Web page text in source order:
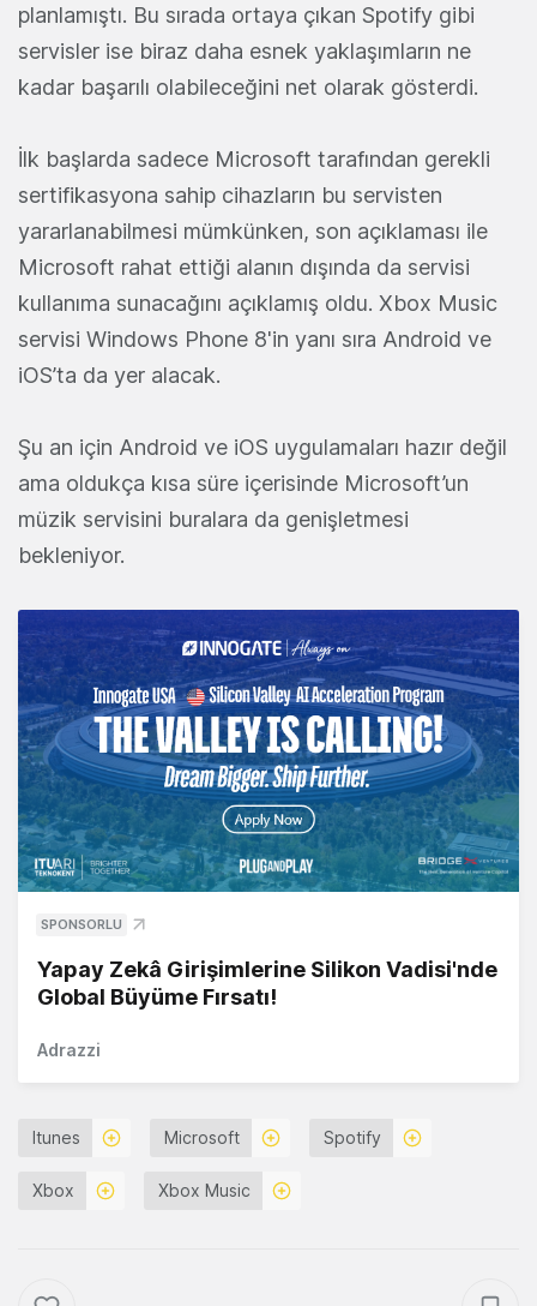
planlamıştı. Bu sırada ortaya çıkan Spotify gibi
servisler ise biraz daha esnek yaklaşımların ne
kadar başarılı olabileceğini net olarak gösterdi.
İlk başlarda sadece Microsoft tarafından gerekli
sertifikasyona sahip cihazların bu servisten
yararlanabilmesi mümkünken, son açıklaması ile
Microsoft rahat ettiği alanın dışında da servisi
kullanıma sunacağını açıklamış oldu. Xbox Music
servisi Windows Phone 8'in yanı sıra Android ve
iOS’ta da yer alacak.
Şu an için Android ve iOS uygulamaları hazır değil
ama oldukça kısa süre içerisinde Microsoft’un
müzik servisini buralara da genişletmesi
bekleniyor.
SPONSORLU
Yapay Zekâ Girişimlerine Silikon Vadisi'nde
Global Büyüme Fırsatı!
Adrazzi
Itunes Microsoft Spotify
Xbox Xbox Music